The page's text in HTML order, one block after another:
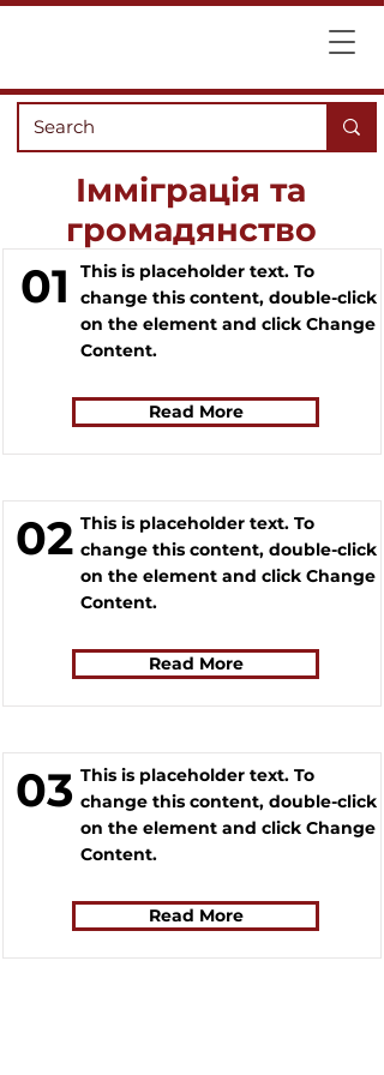
Імміграція та
громадянство
01
This is placeholder text. To
change this content, double-click
on the element and click Change
Content.
Read More
02 This is placeholder text. To
change this content, double-click
on the element and click Change
Content.
Read More
03 This is placeholder text. To
change this content, double-click
on the element and click Change
Content.
Read More